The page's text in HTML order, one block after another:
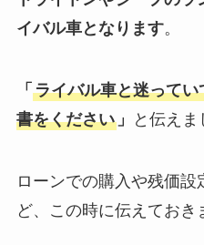
イバル車となります。
「 ライバル車と迷って
書をください」 と伝えま
ローンでの購入や残価
ど、この時に伝えておき